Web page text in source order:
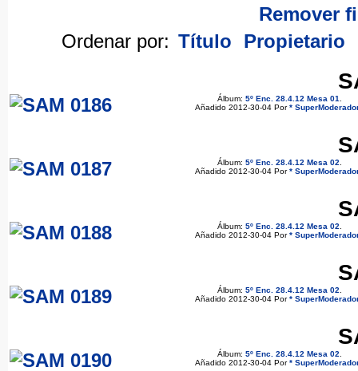
Remover
Ordenar por: Título Propietario
Álbum: 5º Enc. 28.4.12 Mesa 01
Añadido 2012-30-04 Por*
Álbum: 5º Enc. 28.4.12 Mesa 02
Añadido 2012-30-04 Por*
Álbum: 5º Enc. 28.4.12 Mesa 02
Añadido 2012-30-04 Por*
Álbum: 5º Enc. 28.4.12 Mesa 02
Añadido 2012-30-04 Por*
Álbum: 5º Enc. 28.4.12 Mesa 02
Añadido 2012-30-04 Por*